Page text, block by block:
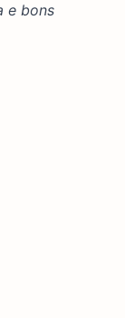
e bons